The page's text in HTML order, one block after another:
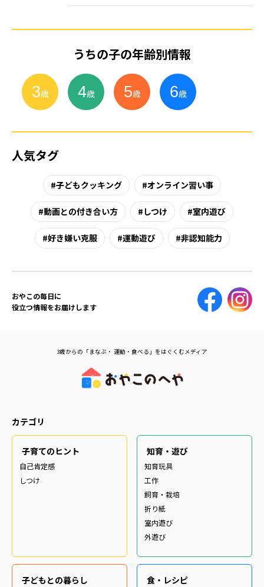
うちの子の年齢別情報
3歳 4歳 5歳 6歳
人気タグ
子どもクッキング オンライン習い事
動画との付き合い方 しつけ 室内遊び
好き嫌い克服 運動遊び 非認知能力
おやこの毎日に
役立つ情報をお届けします
3歳からの「まなぶ・ 運動・食べる」をはぐくむメディア
カテゴリ
子育てのヒント
自己肯定感
しつけ
知育・遊び
知育玩具
工作
飼育・栽培
折り紙
室内遊び
外遊び
子どもとの暮らし 食・レシピ